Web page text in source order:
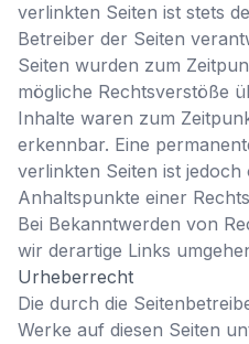
verlinkten Seiten ist stets
Betreiber der Seiten
Seiten wurden zum
mögliche Rechtsverstöße
Inhalte waren zum
erkennbar. Eine
verlinkten Seiten ist
Anhaltspunkte einer
Bei Bekanntwerden von
wir derartige Links
Urheberrecht
Die durch die
Werke auf diesen Seiten